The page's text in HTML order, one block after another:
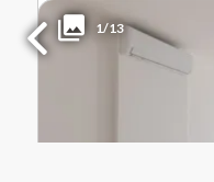
1/13Liczba pokoi
MAZOWIECKIE